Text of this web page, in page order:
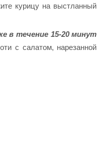
курицу на выстланный
в течение 15-20 минут
с салатом, нарезанной